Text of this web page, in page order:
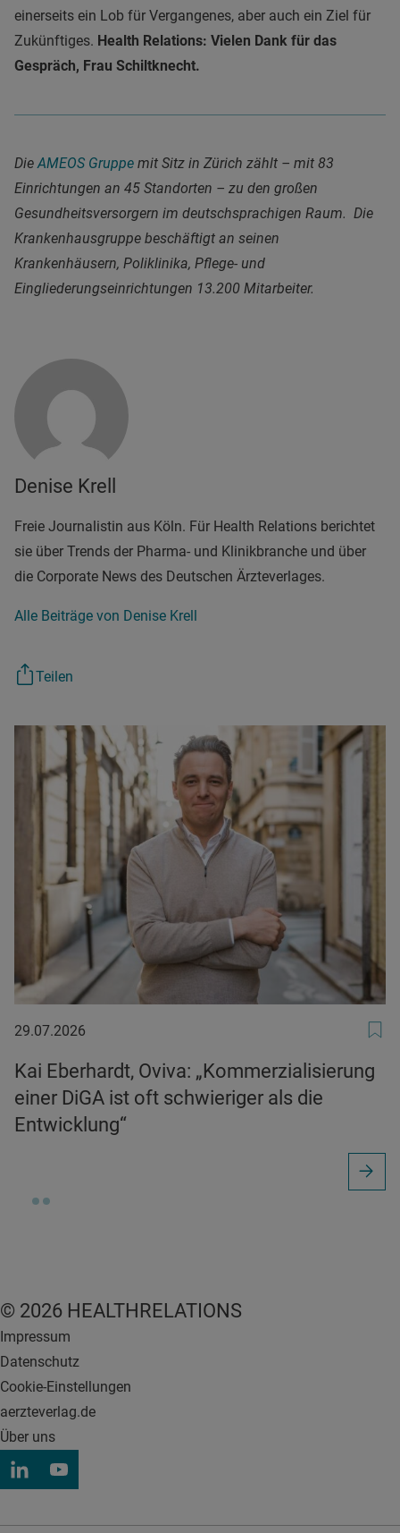
einerseits ein Lob für Vergangenes, aber auch ein Ziel für
Zukünftiges. Health Relations: Vielen Dank für das
Gespräch, Frau Schiltknecht.
Die AMEOS Gruppe mit Sitz in Zürich zählt – mit 83
Einrichtungen an 45 Standorten – zu den großen
Gesundheitsversorgern im deutschsprachigen Raum. Die
Krankenhausgruppe beschäftigt an seinen
Krankenhäusern, Poliklinika, Pflege- und
Eingliederungseinrichtungen 13.200 Mitarbeiter.
Denise Krell
Freie Journalistin aus Köln. Für Health Relations berichtet
sie über Trends der Pharma- und Klinikbranche und über
die Corporate News des Deutschen Ärzteverlages.
Alle Beiträge von Denise Krell
Teilen
29.07.2026
29.07.2026
Kai Eberhardt, Oviva: „Kommerzialisierung
einer DiGA ist oft schwieriger als die
Entwicklung“
© 2026 HEALTHRELATIONS
Impressum
Datenschutz
Cookie-Einstellungen
aerzteverlag.de
Über uns